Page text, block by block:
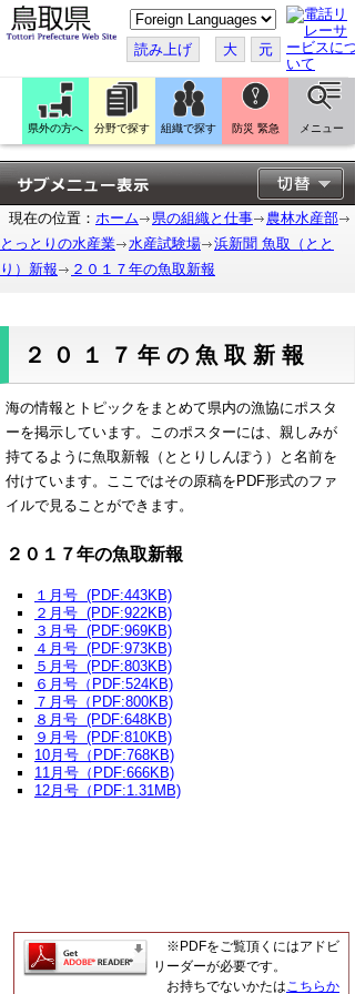
こ
の
ペ
ー
ジ
翻
訳
す
る
読み上げ 大 元
県外の方へ 分野で探す 組織で探す 防災 緊急 メニュー
現在の位置： ホーム 県の組織と仕事
農林水産部
とっとりの水産業
水産試験場
浜新聞 魚取（とと
り）新報
２０１７年の魚取新報
２０１７年の魚取新報
海の情報とトピックをまとめて県内の漁協にポスタ
ーを掲示しています。このポスターには、親しみが
持てるように魚取新報（ととりしんぽう）と名前を
付けています。ここではその原稿をPDF形式のファ
イルで見ることができます。
２０１７年の魚取新報
１月号 (PDF:443KB)
２月号 (PDF:922KB)
３月号 (PDF:969KB)
４月 号 (PDF:973KB)
５月号 (PDF:803KB)
６月号 （PDF:524KB)
７月号 （PDF:800KB)
８月号 (PDF:648KB)
９月号 (PDF:810KB)
10月号 （PDF:768KB)
11月号 （PDF:666KB)
12月号 （PDF:1.31MB)
※PDFをご覧頂くにはアドビ
リーダーが必要です。
お持ちでないかたはこちらか